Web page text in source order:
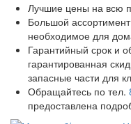
Лучшие цены на всю
Большой
необходимое для
Гарантийный срок и
гарантированная
запасные части для
Обращайтесь по тел.
предоставлена